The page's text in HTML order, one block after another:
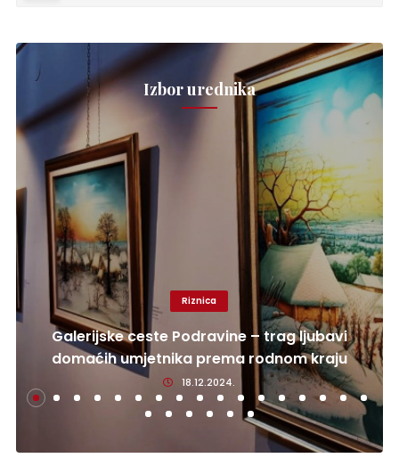
Izbor urednika
Riznica
Galerijske ceste Podravine – trag ljubavi
domaćih umjetnika prema rodnom kraju
18.12.2024.